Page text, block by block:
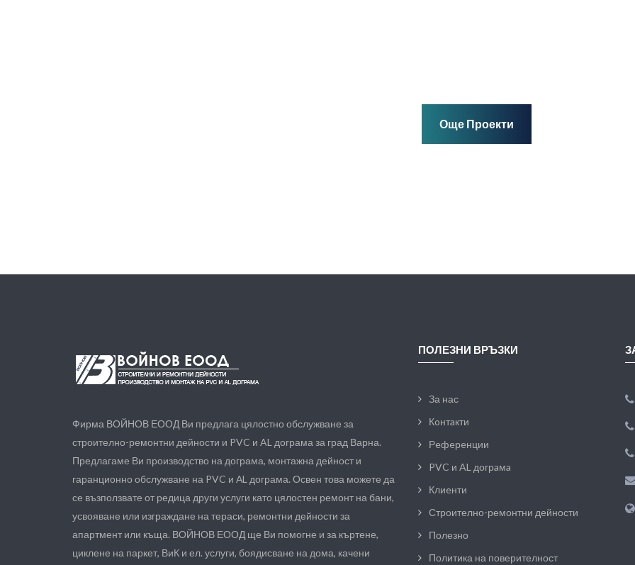
Още Проекти
Фирма ВОЙНОВ ЕООД Ви предлага цялостно обслужване за
строително-ремонтни дейности и PVC и AL дограма за град Варна.
Предлагаме Ви производство на дограма, монтажна дейност и
гаранционно обслужване на PVC и АL дограма. Освен това можете да
се възползвате от редица други услуги като цялостен ремонт на бани,
усвояване или изграждане на тераси, ремонтни дейности за
апартмент или къща. ВОЙНОВ ЕООД ще Ви помогне и за къртене,
циклене на паркет, ВиК и ел. услуги, боядисване на дома, качени
ПОЛЕЗНИ ВРЪЗКИ
За нас
Кoнтaкти
Рeфeрeнции
PVC и AL догрaмa
Клиeнти
Строително-ремонтни дейности
Полезно
Политика на поверителност